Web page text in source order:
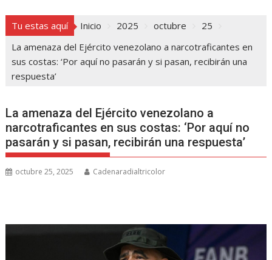
Tu estas aquí Inicio 2025 octubre
25
La amenaza del Ejército venezolano a narcotraficantes en
sus costas: ‘Por aquí no pasarán y si pasan, recibirán una
respuesta’
La amenaza del Ejército venezolano a
narcotraficantes en sus costas: ‘Por aquí no
pasarán y si pasan, recibirán una respuesta’
octubre 25, 2025 Cadenaradialtricolor